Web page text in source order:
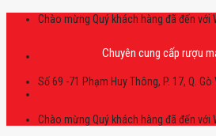
Skip
Chào mừng Quý khách hàng đã đến với
Chuyên cung cấp rượu mạnh
Số 69 -71 Phạm Huy Thông, P. 17, Q. Gò
Chào mừng Quý khách hàng đã đến với